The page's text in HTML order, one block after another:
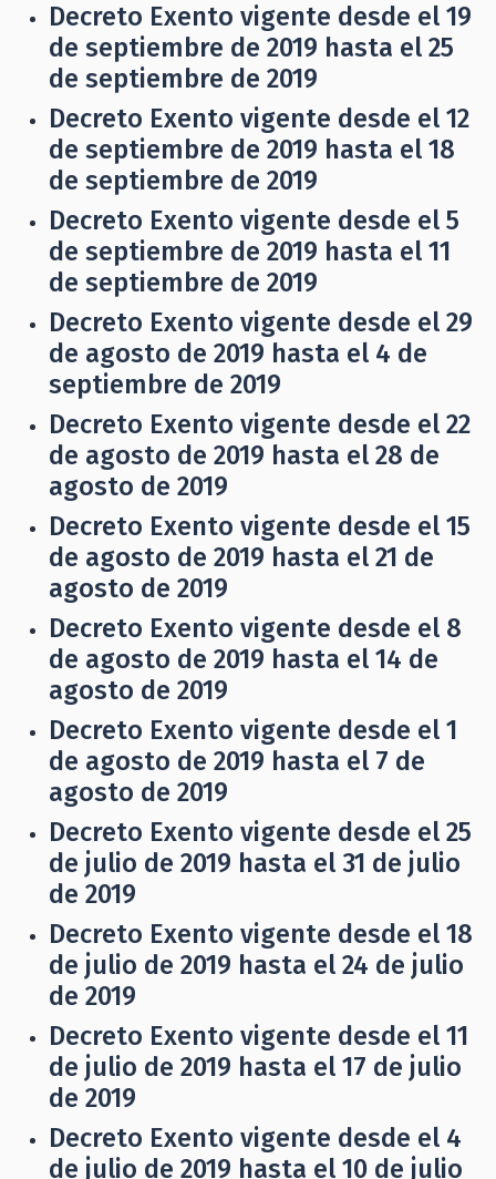
Decreto Exento vigente desde el 19
de septiembre de 2019 hasta el 25
de septiembre de 2019
Decreto Exento vigente desde el 12
de septiembre de 2019 hasta el 18
de septiembre de 2019
Decreto Exento vigente desde el 5
de septiembre de 2019 hasta el 11
de septiembre de 2019
Decreto Exento vigente desde el 29
de agosto de 2019 hasta el 4 de
septiembre de 2019
Decreto Exento vigente desde el 22
de agosto de 2019 hasta el 28 de
agosto de 2019
Decreto Exento vigente desde el 15
de agosto de 2019 hasta el 21 de
agosto de 2019
Decreto Exento vigente desde el 8
de agosto de 2019 hasta el 14 de
agosto de 2019
Decreto Exento vigente desde el 1
de agosto de 2019 hasta el 7 de
agosto de 2019
Decreto Exento vigente desde el 25
de julio de 2019 hasta el 31 de julio
de 2019
Decreto Exento vigente desde el 18
de julio de 2019 hasta el 24 de julio
de 2019
Decreto Exento vigente desde el 11
de julio de 2019 hasta el 17 de julio
de 2019
Decreto Exento vigente desde el 4
de julio de 2019 hasta el 10 de julio